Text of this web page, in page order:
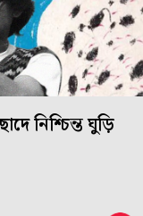
নিশ্চিন্ত ঘুড়ি